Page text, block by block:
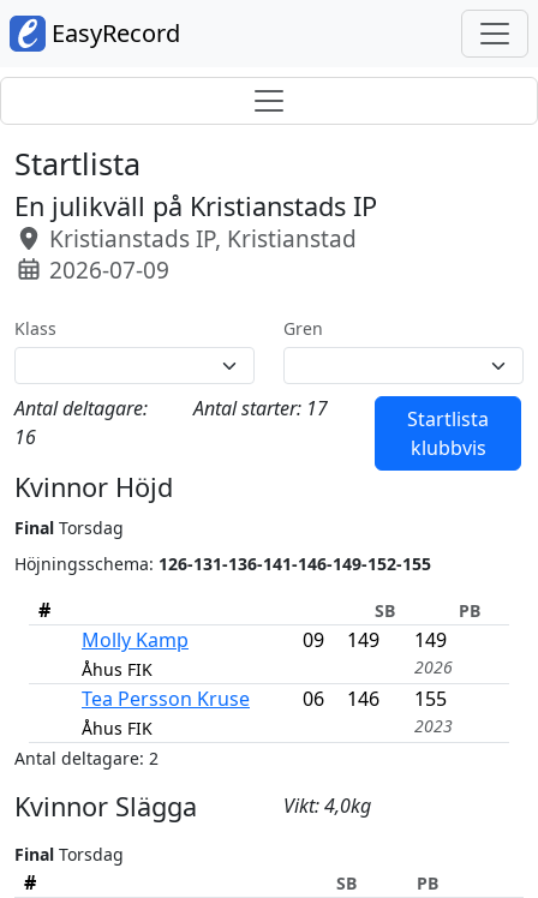
EasyRecord
Startlista
En julikväll på Kristianstads IP
Kristianstads IP, Kristianstad
2026-07-09
Klass Gren
Antal deltagare:
16
Antal starter: 17
Startlista
klubbvis
Kvinnor Höjd
Final Torsdag
Höjnings­schema: 126-131-136-141-146-149-152-155
# SB PB
Molly Kamp
Åhus FIK
09 149 149
2026
Tea Persson Kruse
Åhus FIK
06 146 155
2023
Antal deltagare: 2
Kvinnor Slägga Vikt: 4,0kg
Final Torsdag
# SB PB